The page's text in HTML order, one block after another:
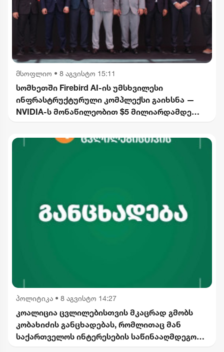
მსოფლიო • 8 აგვისტო 15:11
სომხეთში Firebird AI-ის უმსხვილესი
ინფრასტრუქტურული კომპლექსი გაიხსნა —
NVIDIA-ს მონაწილეობით $5 მილიარდამდე
პოლიტიკა • 8 აგვისტო 14:27
კოალიცია ცვლილებისთვის მკაცრად გმობს
კობახიძის განცხადებას, რომლითაც მან
საქართველოს ინტერესების საწინააღმდეგოდ